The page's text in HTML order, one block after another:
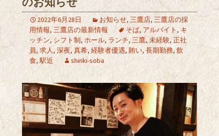
2022年6月28日 お知らせ, 三鷹店, 三鷹店の採
用情報, 三鷹店の最新情報 そば, アルバイト , キ
ッチン, シフト制, ホール, ランチ, 三鷹, 未経験,正社
員, 求人, 深夜, 真希, 経験者優遇,賄い, 長期勤務, 飲
食,駅近 shinki-soba